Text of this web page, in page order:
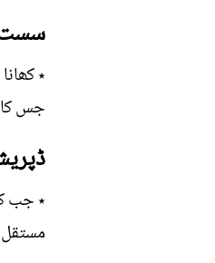
سست
٭
جس کا
٭ جب